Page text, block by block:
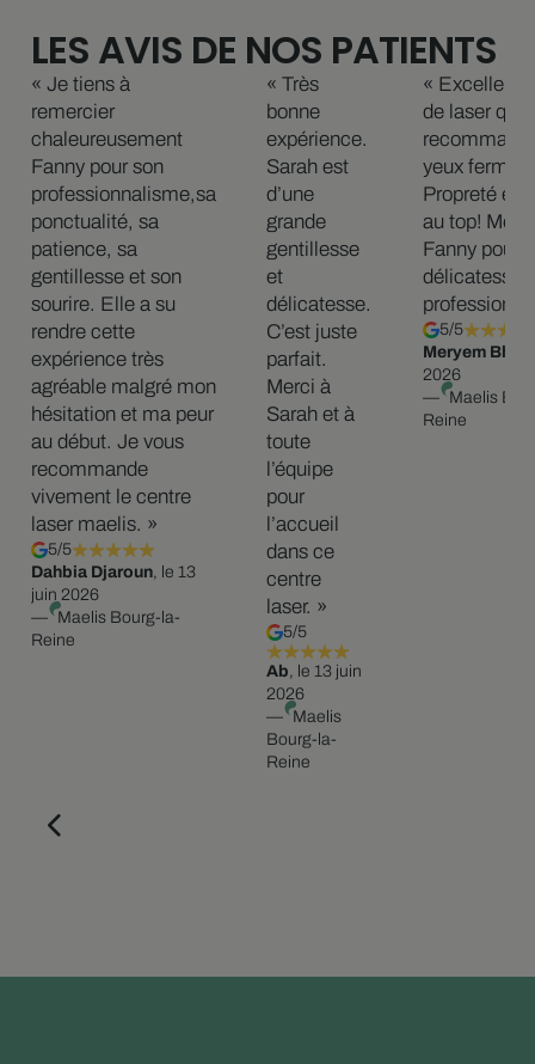
LES AVIS DE NOS PATIENTS
« Je tiens à
remercier
chaleureusement
Fanny pour son
professionnalisme,sa
ponctualité, sa
patience, sa
gentillesse et son
sourire. Elle a su
rendre cette
expérience très
agréable malgré mon
hésitation et ma peur
au début. Je vous
recommande
vivement le centre
laser maelis. »
5/5
Dahbia Djaroun, le 13
juin 2026
— Maelis Bourg-la-
Reine
« Très
bonne
expérience.
Sarah est
d’une
grande
gentillesse
et
délicatesse.
C’est juste
parfait.
Merci à
Sarah et à
toute
l’équipe
pour
l’accueil
dans ce
centre
laser. »
5/5
Ab, le 13 juin
2026
— Maelis
Bourg-la-
Reine
« Excellent
de laser que
yeux fermés!
Propreté et
au top!
Fanny pour
délicatesse
5/5
Meryem Bhs
2026
— Maelis
Reine